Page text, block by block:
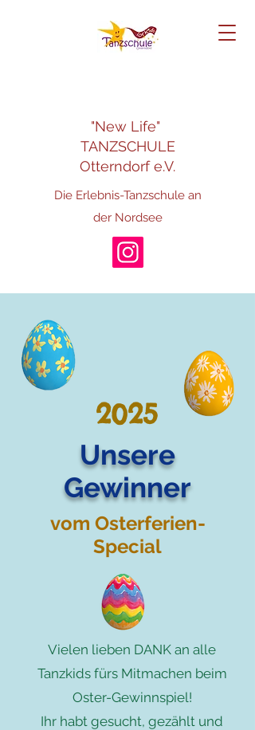
"New Life"
TANZSCHULE
Otterndorf e.V.
Die Erlebnis-Tanzschule an
der Nordsee
2025
Unsere
Gewinner
vom Osterferien-
Special
Vielen lieben DANK an alle
Tanzkids fürs Mitmachen beim
Oster-Gewinnspiel!
Ihr habt gesucht, gezählt und